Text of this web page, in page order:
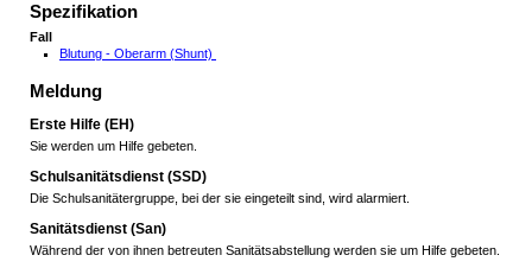
Spezifikation
Fall
Blutung - Oberarm (Shunt)
Meldung
Erste Hilfe (EH)
Sie werden um Hilfe gebeten.
Schulsanitätsdienst (SSD)
Die Schulsanitätergruppe, bei der sie eingeteilt sind, wird alarmiert.
Sanitätsdienst (San)
Während der von ihnen betreuten Sanitätsabstellung werden sie um Hilfe gebeten.